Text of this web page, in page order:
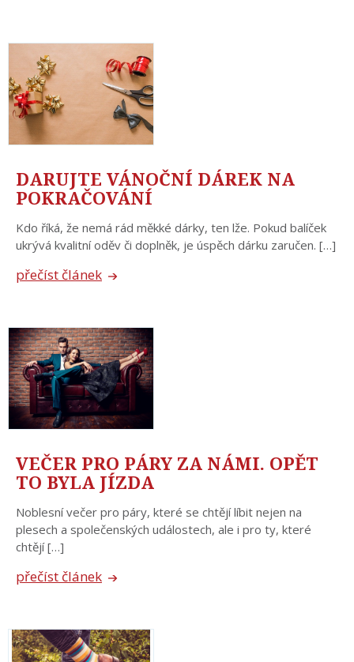
DARUJTE VÁNOČNÍ DÁREK NA
POKRAČOVÁNÍ
Kdo říká, že nemá rád měkké dárky, ten lže. Pokud balíček
ukrývá kvalitní oděv či doplněk, je úspěch dárku zaručen. […]
přečíst článek
VEČER PRO PÁRY ZA NÁMI. OPĚT
TO BYLA JÍZDA
Noblesní večer pro páry, které se chtějí líbit nejen na
plesech a společenských událostech, ale i pro ty, které
chtějí […]
přečíst článek